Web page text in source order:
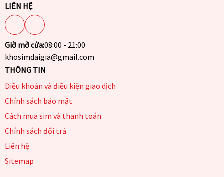
LIÊN HỆ
Giờ mở cửa:08:00 - 21:00
khosimdaigia@gmail.com
THÔNG TIN
Điều khoản và điều kiện giao dịch
Chính sách bảo mật
Cách mua sim và thanh toán
Chính sách đổi trả
Liên hệ
Sitemap